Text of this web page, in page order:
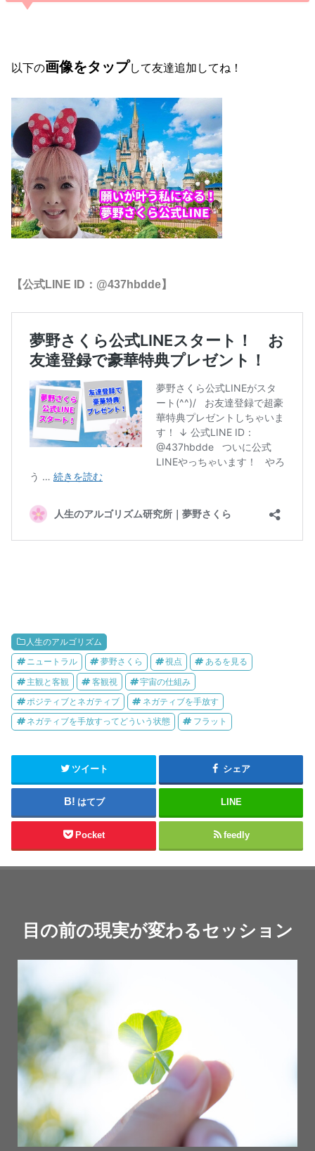
以下の画像をタップして友達追加してね！
【公式LINE ID：@437hbdde】
人生のアルゴリズム
ニュートラル 夢野さくら 視点 あるを見る
主観と客観 客観視 宇宙の仕組み
ポジティブとネガティブ ネガティブを手放す
ネガティブを手放すってどういう状態 フラット
ツイート シェア
はてブ LINE
Pocket feedly
目の前の現実が変わるセッション